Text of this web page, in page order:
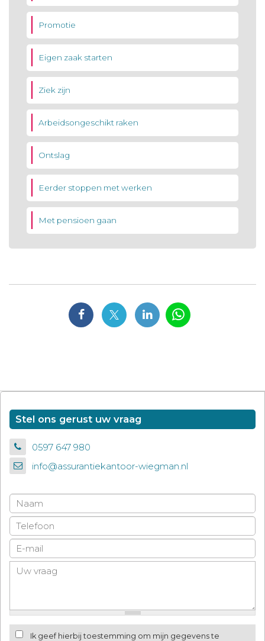
Promotie
Eigen zaak starten
Ziek zijn
Arbeidsongeschikt raken
Ontslag
Eerder stoppen met werken
Met pensioen gaan
Stel ons gerust uw vraag
0597 647 980
info@assurantiekantoor-wiegman.nl
Ik geef hierbij toestemming om mijn gegevens te